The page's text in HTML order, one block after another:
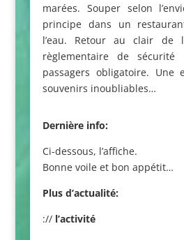
marées. Souper selon
principe dans un
l’eau. Retour au clair de
règlementaire de
passagers obligatoire. Une
souvenirs inoubliables…
Dernière info:
Ci-dessous, l’affiche.
Bonne voile et bon appétit…
Plus d’actualité:
:// l’activité